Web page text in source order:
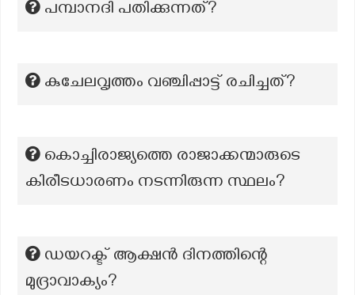
പമ്പാനദി പതിക്കുന്നത്?
കുചേലവൃത്തം വഞ്ചിപ്പാട്ട് രചിച്ചത്?
കൊച്ചിരാജ്യത്തെ രാജാക്കന്മാരുടെ
കിരീടധാരണം നടന്നിരുന്ന സ്ഥലം?
ഡയറക്ട് ആക്ഷൻ ദിനത്തിന്റെ
മുദ്രാവാക്യം?